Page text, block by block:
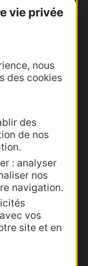
vie privée
nous
des cookies
des
de nos
: analyser
nos
navigation.
vos
site et en